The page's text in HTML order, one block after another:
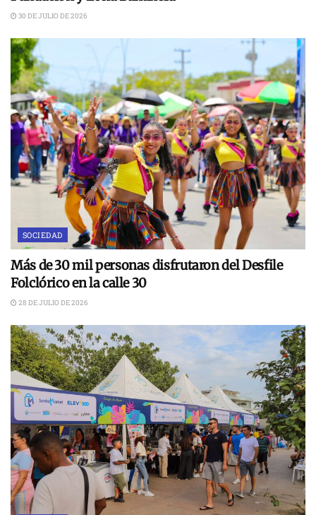
30 DE JULIO DE 2026
SOCIEDAD
Más de 30 mil personas disfrutaron del Desfile
Folclórico en la calle 30
28 DE JULIO DE 2026